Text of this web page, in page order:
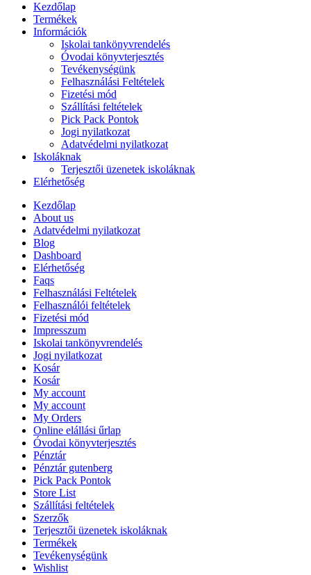
Kezdőlap
Termékek
Információk
Iskolai tankönyvrendelés
Óvodai könyvterjesztés
Tevékenységünk
Felhasználási Feltételek
Fizetési mód
Szállítási feltételek
Pick Pack Pontok
Jogi nyilatkozat
Adatvédelmi nyilatkozat
Iskoláknak
Terjesztői üzenetek iskoláknak
Elérhetőség
Kezdőlap
About us
Adatvédelmi nyilatkozat
Blog
Dashboard
Elérhetőség
Faqs
Felhasználási Feltételek
Felhasználói feltételek
Fizetési mód
Impresszum
Iskolai tankönyvrendelés
Jogi nyilatkozat
Kosár
Kosár
My account
My account
My Orders
Online elállási űrlap
Óvodai könyvterjesztés
Pénztár
Pénztár gutenberg
Pick Pack Pontok
Store List
Szállítási feltételek
Szerzők
Terjesztői üzenetek iskoláknak
Termékek
Tevékenységünk
Wishlist